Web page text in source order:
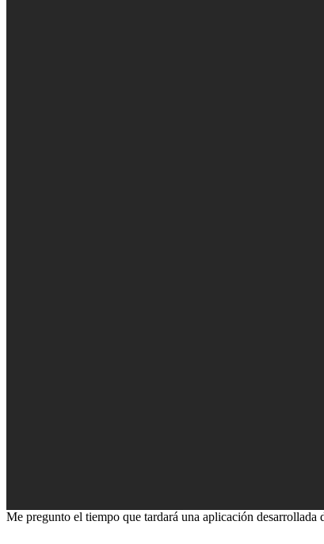
Me pregunto el tiempo que tardará una aplicación